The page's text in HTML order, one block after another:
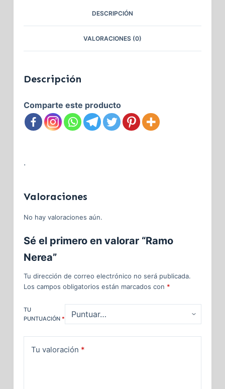
DESCRIPCIÓN
VALORACIONES (0)
Descripción
Comparte este producto
.
Valoraciones
No hay valoraciones aún.
Sé el primero en valorar “Ramo
Nerea”
Tu dirección de correo electrónico no será publicada.
Los campos obligatorios están marcados con *
TU
PUNTUACIÓN *
Tu valoración *